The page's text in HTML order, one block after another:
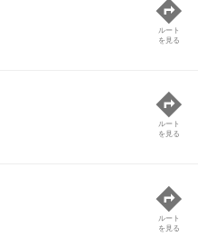
ルート
を見る
ルート
を見る
ルート
を見る